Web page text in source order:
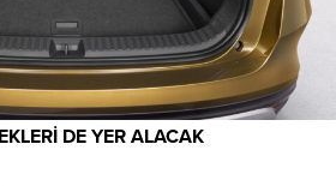
DE YER ALACAK